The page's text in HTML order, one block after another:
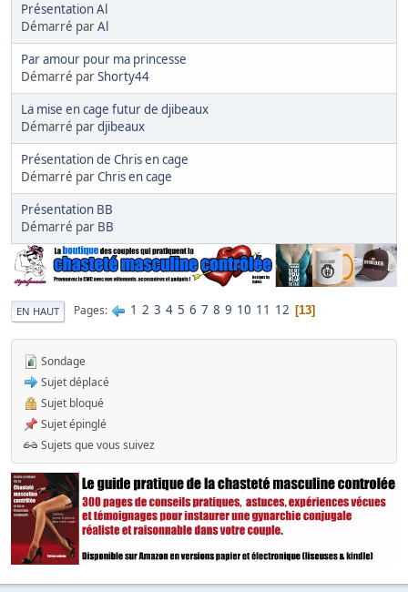
Présentation Al
Démarré parAl
Par amour pour ma princesse
Démarré parShorty44
La mise en cage futur de djibeaux
Démarré pardjibeaux
Présentation de Chris en cage
Démarré parChris en cage
Présentation BB
Démarré par BB
EN HAUT Pages 1 2 3 4 5 6 7 8 9 10 11 12 13
Sondage
Sujet déplacé
Sujet bloqué
Sujet épinglé
Sujets que vous suivez